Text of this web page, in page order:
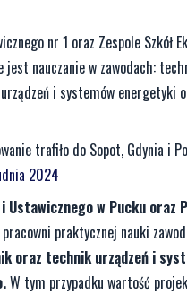
nr 1 oraz Zespole Szkół
jest nauczanie w zawodach:
i systemów energetyki
trafiło do Sopot, Gdynia i
2024
w Pucku oraz
praktycznej nauki
oraz technik urządzeń i
W tym przypadku wartość